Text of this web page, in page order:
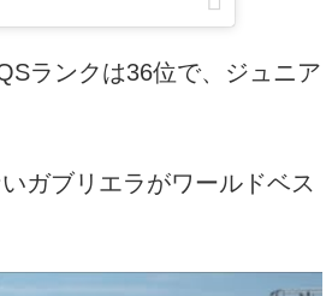
ランクは36位で、ジュニア
ガブリエラがワールドベス